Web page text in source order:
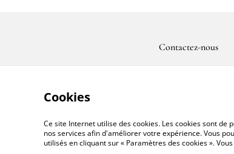
Contactez-nous
©2026 CassandraFAIRYHOUSE
Cookies
Ce site Internet utilise des cookies. Les cookies sont
nos services afin d'améliorer votre expérience. Vous
utilisés en cliquant sur « Paramètres des cookies ».